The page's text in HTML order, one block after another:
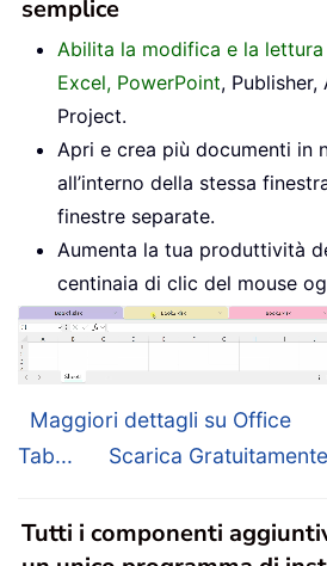
semplice
Abilita la modifica e la
Excel, PowerPoint, Publisher,
Project.
Apri e crea più documenti in
all’interno della stessa
finestre separate.
Aumenta la tua produttività
centinaia di clic del mouse
Maggiori dettagli su Office
Tab...
Scarica
Tutti i componenti